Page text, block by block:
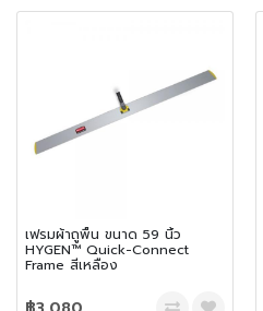
เฟรมผ้าถูพื้น ขนาด 59 นิ้ว
HYGEN™ Quick-Connect
Frame สีเหลือง